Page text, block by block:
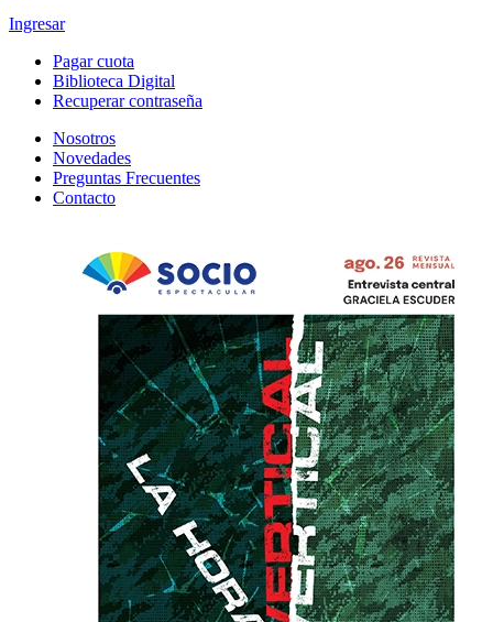
Ingresar
Pagar cuota
Biblioteca Digital
Recuperar contraseña
Nosotros
Novedades
Preguntas Frecuentes
Contacto